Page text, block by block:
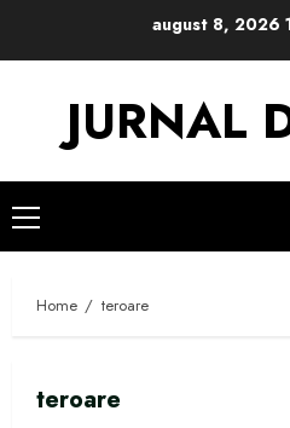
august 8, 2026
JURNAL
Primary
Menu
Home teroare
teroare